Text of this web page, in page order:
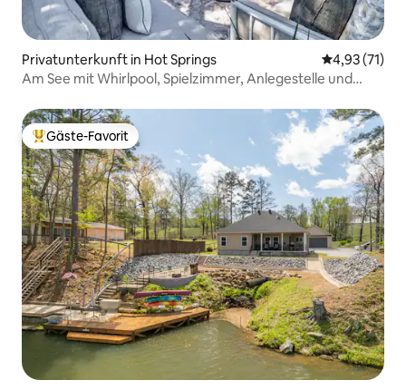
Privatunterkunft in Hot Springs
4,93 (71)
Am See mit Whirlpool, Spielzimmer, Anlegestelle und
Beliebter Gäste-Favorit.
Gäste-Favorit